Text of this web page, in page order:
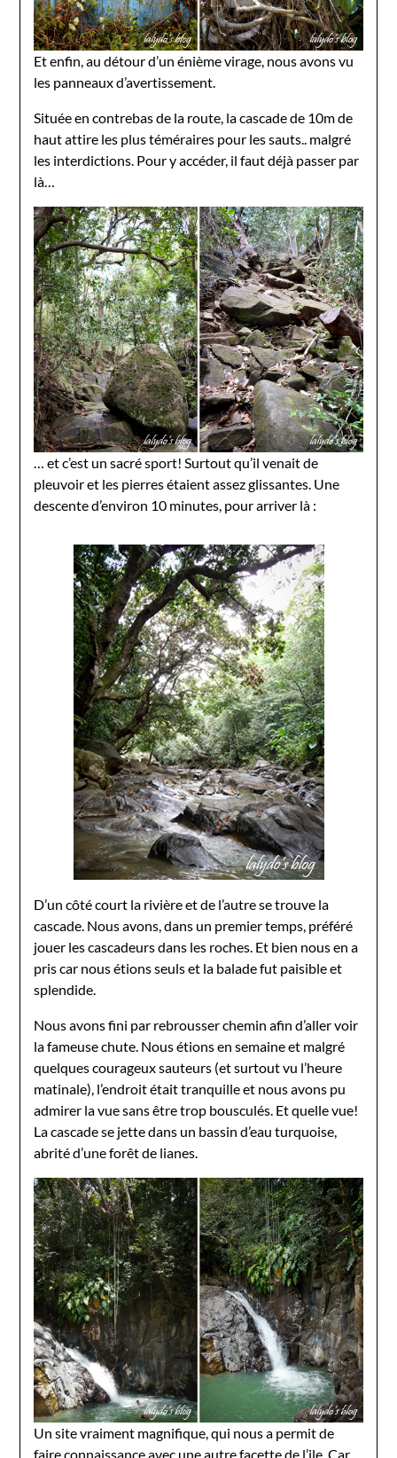
Et enfin, au détour d’un énième virage, nous avons vu
les panneaux d’avertissement.
Située en contrebas de la route, la cascade de 10m de
haut attire les plus téméraires pour les sauts.. malgré
les interdictions. Pour y accéder, il faut déjà passer par
là…
… et c’est un sacré sport! Surtout qu’il venait de
pleuvoir et les pierres étaient assez glissantes. Une
descente d’environ 10 minutes, pour arriver là :
D’un côté court la rivière et de l’autre se trouve la
cascade. Nous avons, dans un premier temps, préféré
jouer les cascadeurs dans les roches. Et bien nous en a
pris car nous étions seuls et la balade fut paisible et
splendide.
Nous avons fini par rebrousser chemin afin d’aller voir
la fameuse chute. Nous étions en semaine et malgré
quelques courageux sauteurs (et surtout vu l’heure
matinale), l’endroit était tranquille et nous avons pu
admirer la vue sans être trop bousculés. Et quelle vue!
La cascade se jette dans un bassin d’eau turquoise,
abrité d’une forêt de lianes.
Un site vraiment magnifique, qui nous a permit de
faire connaissance avec une autre facette de l’ile. Car